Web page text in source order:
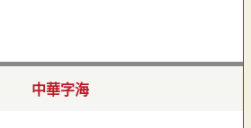
中華字海